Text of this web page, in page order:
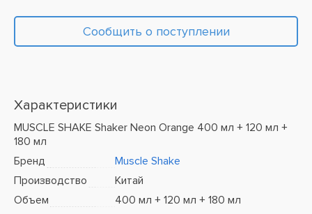
Сообщить о поступлении
Характеристики
MUSCLE SHAKE Shaker Neon Orange 400 мл + 120 мл +
180 мл
Бренд
Muscle Shake
Производство
Китай
Объем
400 мл + 120 мл + 180 мл